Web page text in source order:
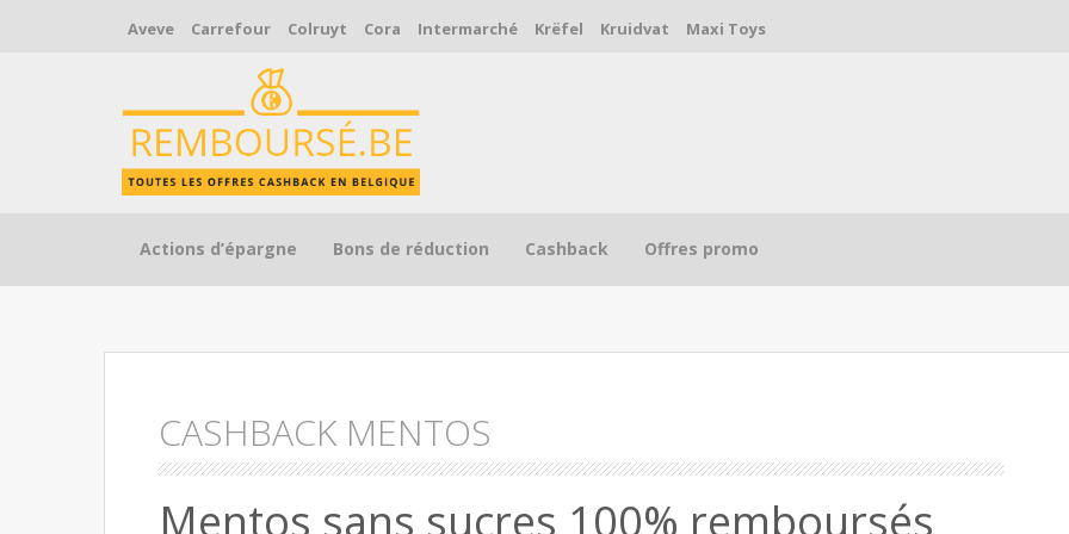
Aveve Carrefour Colruyt Cora Intermarché Krëfel Kruidvat Maxi Toys
Skip to content
Actions d’épargne Bons de réduction Cashback Offres promo
CASHBACK MENTOS
Mentos sans sucres 100% remboursés